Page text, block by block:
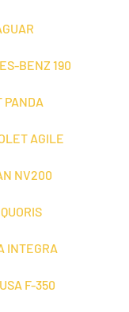
BENZ 190
AGILE
NV200
INTEGRA
F-350